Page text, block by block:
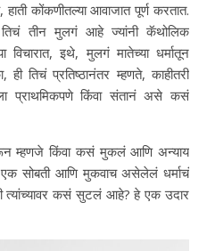
कोंकणीतल्या आवाजात पूर्ण करतात.
तीन मुलगं आहे ज्यांनी कॅथोलिक
विचारात, इथे, मुलगं मातेच्या धर्मातून
तिचं प्रतिष्ठानंतर म्हणते, काहीतरी
प्राथमिकपणे किंवा संतानं असे कसं
म्हणजे किंवा कसं मुकलं आणि अन्याय
सोबती आणि मुकवाच असेलेलं धर्माचं
त्यांच्यावर कसं सुटलं आहे? हे एक उदार